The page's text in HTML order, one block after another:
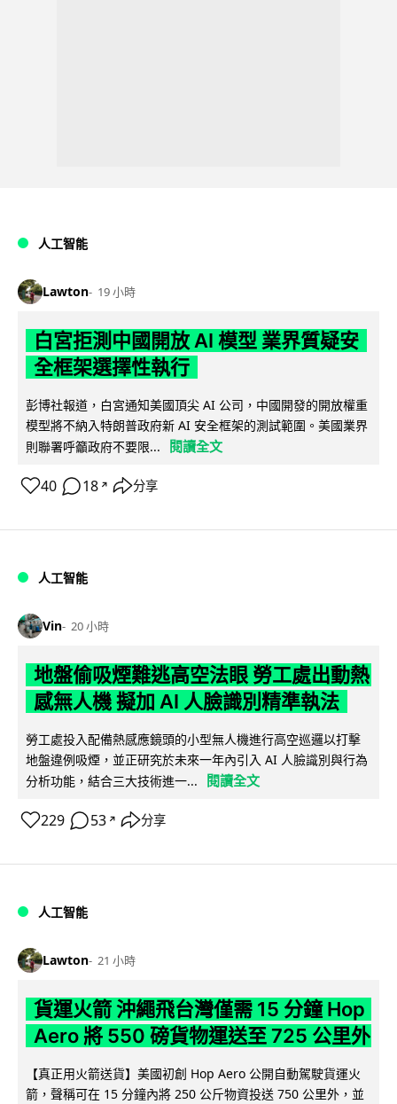
人工智能
Lawton 19 小時
白宮拒測中國開放 AI 模型 業界質疑安
全框架選擇性執行
彭博社報道，白宮通知美國頂尖 AI 公司，中國開發的開放權重
模型將不納入特朗普政府新 AI 安全框架的測試範圍。美國業界
則聯署呼籲政府不要限...
閱讀全文
40 18 ↗ 分享
人工智能
Vin 20 小時
地盤偷吸煙難逃高空法眼 勞工處出動熱
感無人機 擬加 AI 人臉識別精準執法
勞工處投入配備熱感應鏡頭的小型無人機進行高空巡邏以打擊
地盤違例吸煙，並正研究於未來一年內引入 AI 人臉識別與行為
分析功能，結合三大技術進一...
閱讀全文
229 53 ↗ 分享
人工智能
Lawton 21 小時
貨運火箭 沖繩飛台灣僅需 15 分鐘 Hop
Aero 將 550 磅貨物運送至 725 公里外
【真正用火箭送貨】美國初創 Hop Aero 公開自動駕駛貨運火
箭，聲稱可在 15 分鐘內將 250 公斤物資投送 750 公里外，並